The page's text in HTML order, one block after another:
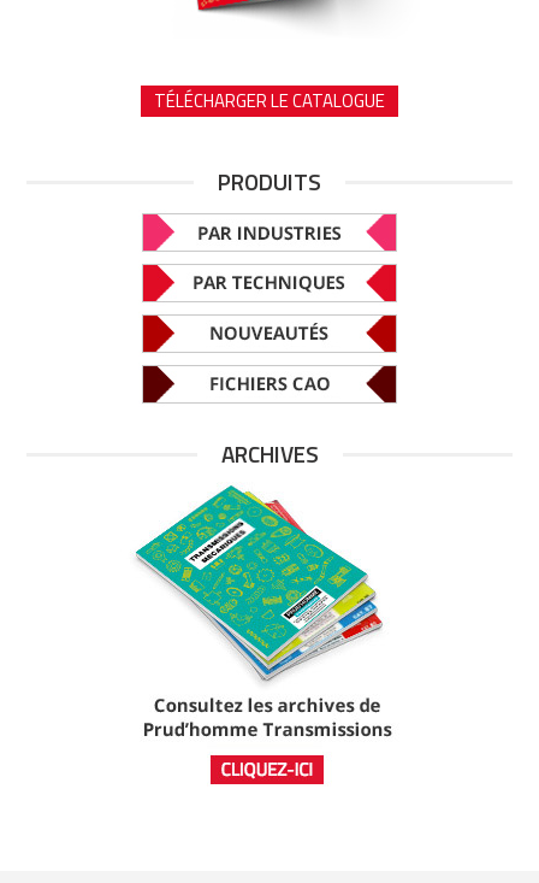
TÉLÉCHARGER LE CATALOGUE
PRODUITS
ARCHIVES